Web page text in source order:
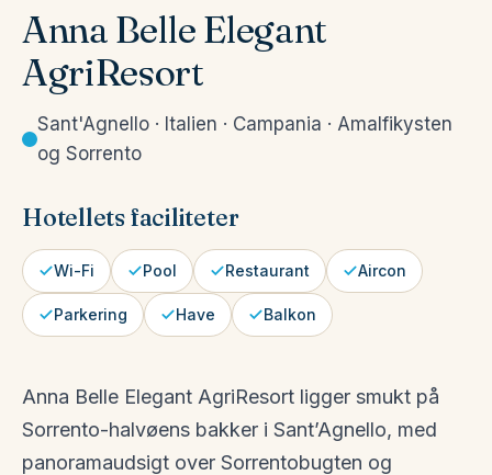
Anna Belle Elegant
AgriResort
Sant'Agnello · Italien · Campania · Amalfikysten
og Sorrento
Hotellets faciliteter
Wi-Fi Pool Restaurant Aircon
Parkering Have Balkon
Anna Belle Elegant AgriResort ligger smukt på
Sorrento-halvøens bakker i Sant’Agnello, med
panoramaudsigt over Sorrentobugten og